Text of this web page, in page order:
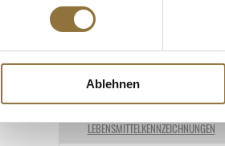
Ablehnen
LEBENSMITTELKENNZEICHNUNGEN